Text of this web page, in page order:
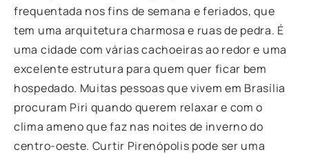
frequentada nos fins de semana e feriados, que
tem uma arquitetura charmosa e ruas de pedra. É
uma cidade com várias cachoeiras ao redor e uma
excelente estrutura para quem quer ficar bem
hospedado. Muitas pessoas que vivem em Brasília
procuram Piri quando querem relaxar e com o
clima ameno que faz nas noites de inverno do
centro-oeste. Curtir Pirenópolis pode ser uma